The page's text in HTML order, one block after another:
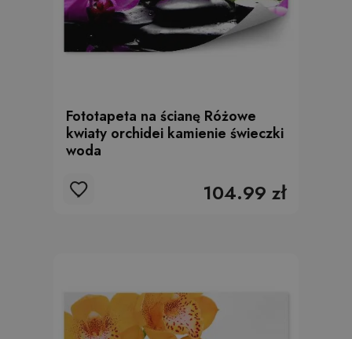
Fototapeta na ścianę Różowe
kwiaty orchidei kamienie świeczki
woda
104.99 zł